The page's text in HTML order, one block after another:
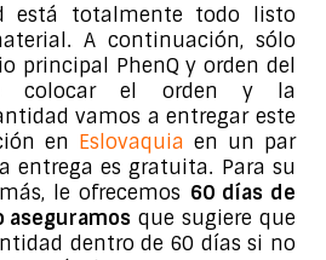
está totalmente todo listo
A continuación, sólo
principal PhenQ y orden del
colocar el orden y la
vamos a entregar este
en Eslovaquia en un par
entrega es gratuita. Para su
le ofrecemos 60 días de
que sugiere que
dentro de 60 días si no